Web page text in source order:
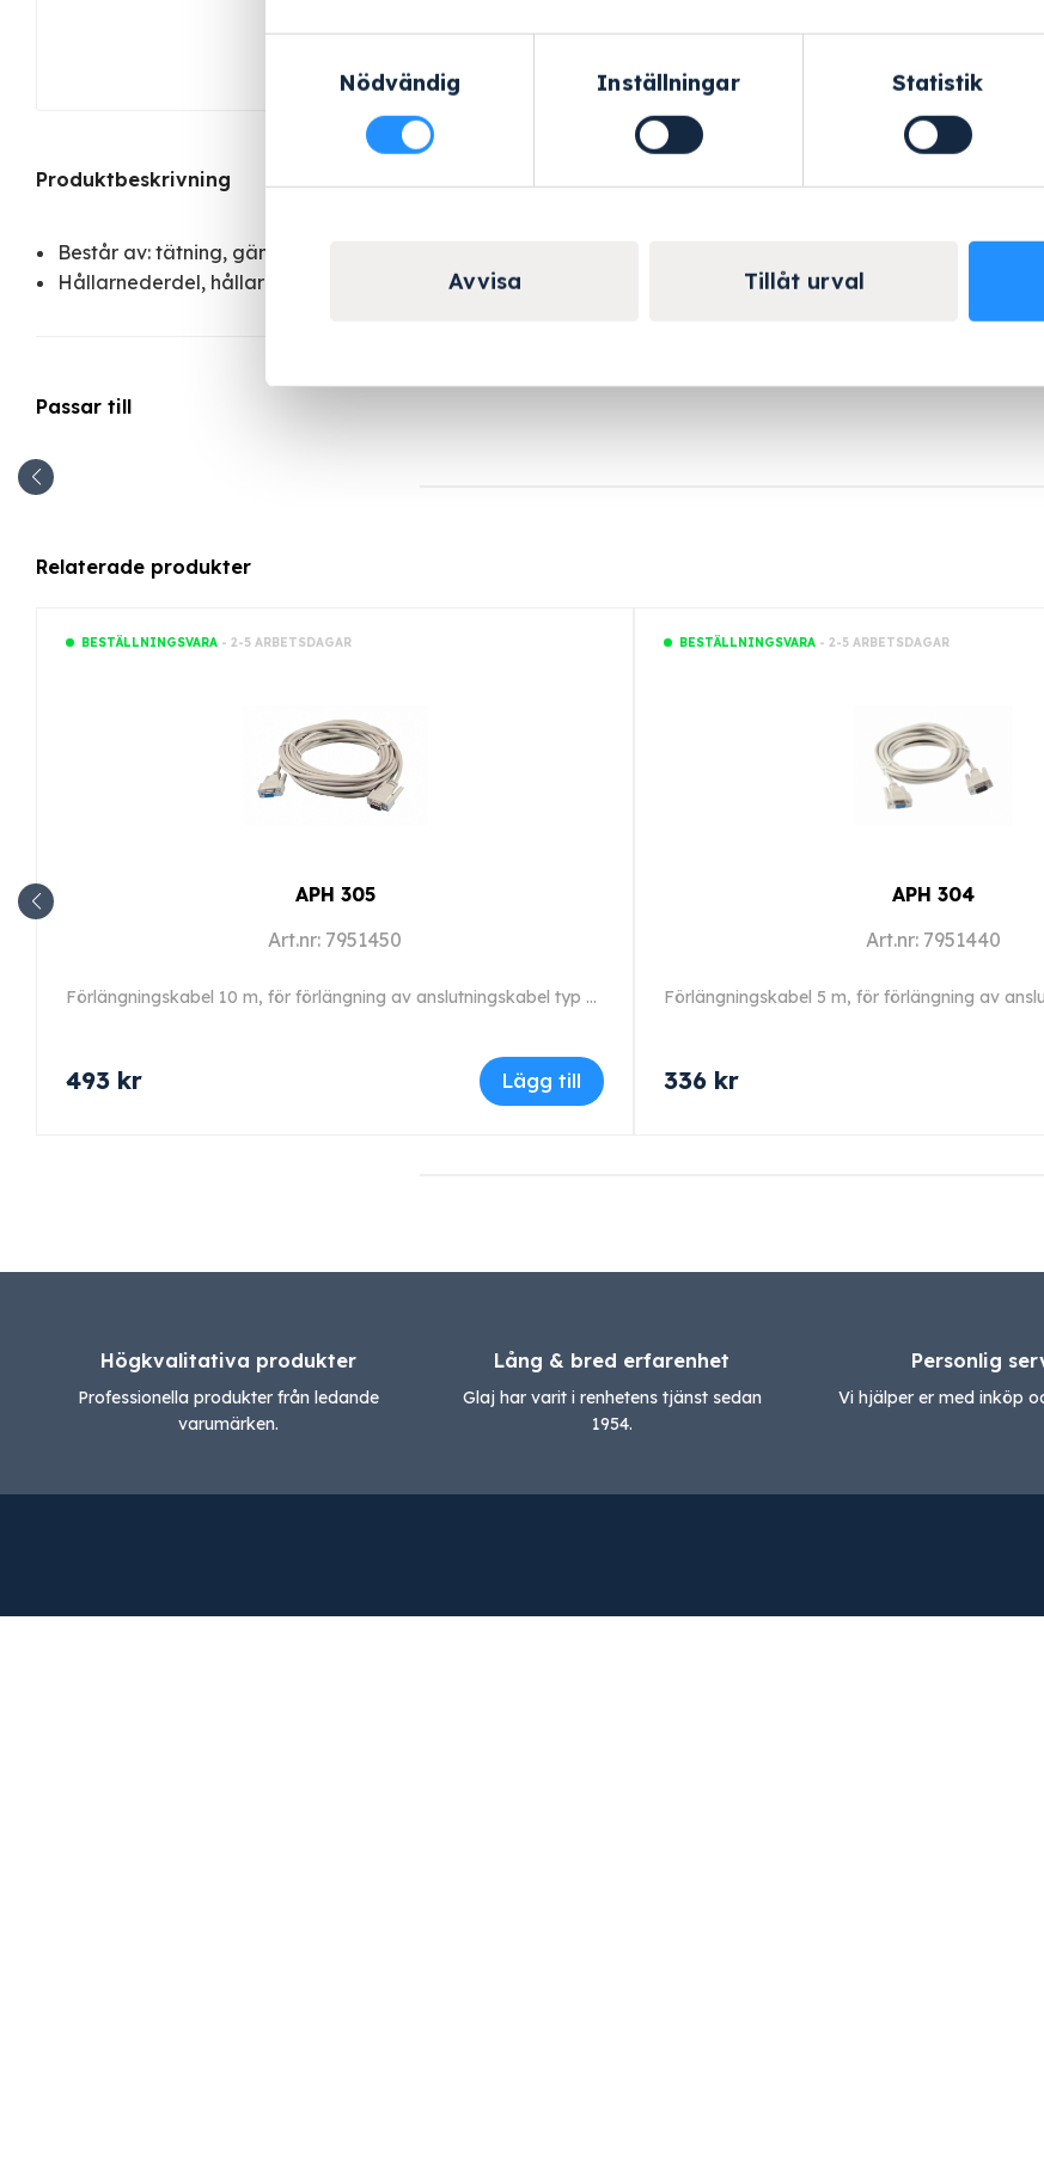
Nödvändig
Inställningar Statistik
Avvisa Tillåt urval
Helskärm
Produktbeskrivning
Består av: tätning, gängad hylsa, klämma
Hållarnederdel, hållaröverdel, 5 filterplattor
Passar till
Relaterade produkter
BESTÄLLNINGSVARA- 2-5 ARBETSDAGAR
APH 305
Art.nr: 7951450
Förlängningskabel 10 m, för förlängning av anslutningskabel typ 1 och 2.
493 kr Lägg till
BESTÄLLNINGSVARA- 2-5 ARBETSDAGAR
APH 304
Art.nr: 7951440
336 kr
Högkvalitativa produkter
Professionella produkter från ledande
varumärken.
Lång & bred erfarenhet
Glaj har varit i renhetens tjänst sedan
1954.
Personlig
Vi hjälper er med inköp